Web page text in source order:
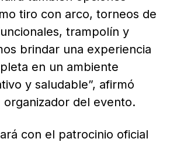
tiro con arco, torneos de
trampolín y
brindar una experiencia
en un ambiente
y saludable”, afirmó
organizador del evento.
con el patrocinio oficial